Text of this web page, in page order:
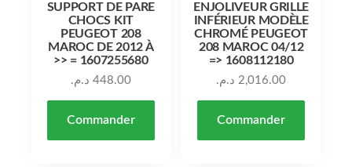
SUPPORT DE PARE
CHOCS KIT
PEUGEOT 208
MAROC DE 2012 À
>> = 1607255680
448.00 د.م.
Commander
ENJOLIVEUR GRILLE
INFÉRIEUR MODÈLE
CHROMÉ PEUGEOT
208 MAROC 04/12
=> 1608112180
2,016.00 د.م.
Commander